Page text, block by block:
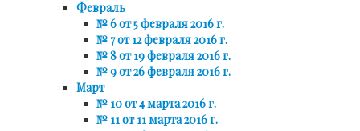
Февраль
№ 6 от 5 февраля 2016 г.
№ 7 от 12 февраля 2016 г.
№ 8 от 19 февраля 2016 г.
№ 9 от 26 февраля 2016 г.
Март
№ 10 от 4 марта 2016 г.
№ 11 от 11 марта 2016 г.